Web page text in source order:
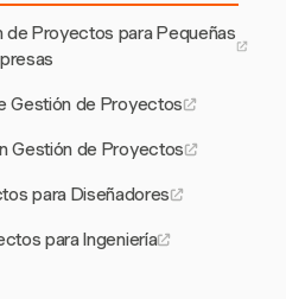
Proyectos para Pequeñas
Gestión de Proyectos
Gestión de Proyectos
para Diseñadores
para Ingeniería